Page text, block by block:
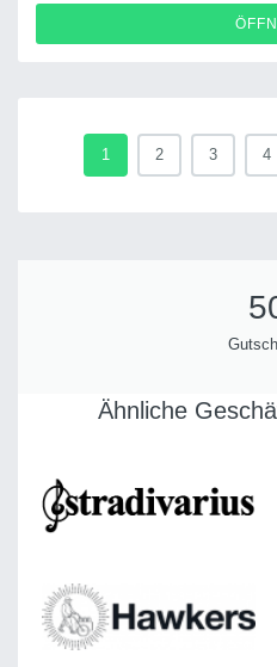
1 2 3 4
Ähnliche